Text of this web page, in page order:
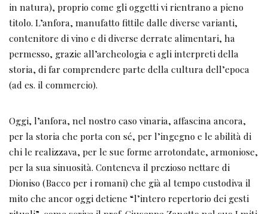
in natura), proprio come gli oggetti vi rientrano a pieno
titolo. L’anfora, manufatto fittile dalle diverse varianti,
contenitore di vino e di diverse derrate alimentari, ha
permesso, grazie all’archeologia e agli interpreti della
storia, di far comprendere parte della cultura dell’epoca
(ad es. il commercio).
Oggi, l’anfora, nel nostro caso vinaria, affascina ancora,
per la storia che porta con sé, per l’ingegno e le abilità di
chi le realizzava, per le sue forme arrotondate, armoniose,
per la sua sinuosità. Conteneva il prezioso nettare di
Dioniso (Bacco per i romani) che già al tempo custodiva il
mito che ancor oggi detiene “l’intero repertorio dei gesti